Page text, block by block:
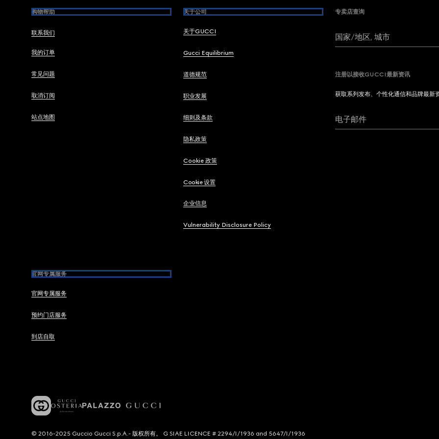
购物帮助
联系我们
我的订单
常见问题
取消订阅
站点地图
关于公司
关于GUCCI
Gucci Equilibrium
道德规范
职业发展
细则及条款
隐私政策
Cookie 政策
Cookie 设置
企业信息
Vulnerability Disclosure Policy
官网专属服务
官网专属服务
预约门店服务
到店自取
专卖店查询
国家/地区, 城市
注册以接收GUCCI最新资讯
获取系列发布、个性化通信和品牌最新
电子邮件
© 2016-2025 Guccio Gucci S.p.A.- 版权所有。 G SIAE LICENCE # 2294/I/1936 and 5647/I/1936